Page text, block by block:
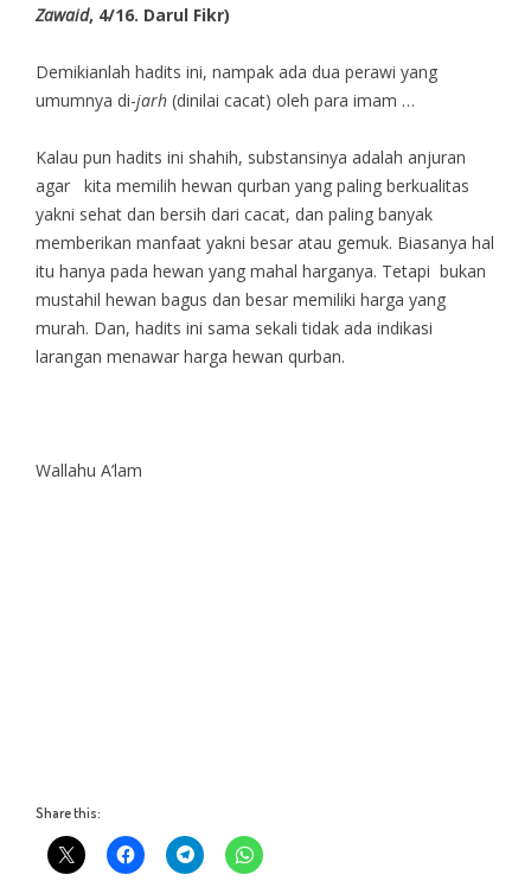
Zawaid, 4/16. Darul Fikr)
Demikianlah hadits ini, nampak ada dua perawi yang
umumnya di-jarh(dinilai cacat) oleh para imam …
Kalau pun hadits ini shahih, substansinya adalah anjuran
agar kita memilih hewan qurban yang paling berkualitas
yakni sehat dan bersih dari cacat, dan paling banyak
memberikan manfaat yakni besar atau gemuk. Biasanya hal
itu hanya pada hewan yang mahal harganya. Tetapi bukan
mustahil hewan bagus dan besar memiliki harga yang
murah. Dan, hadits ini sama sekali tidak ada indikasi
larangan menawar harga hewan qurban.
Wallahu A’lam
Share this: